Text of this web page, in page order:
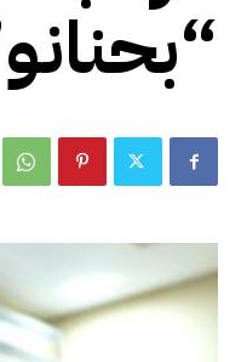
“بحنانو”